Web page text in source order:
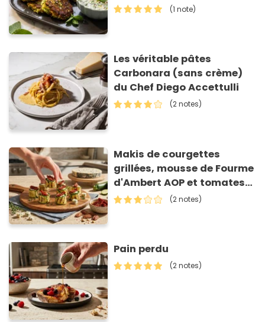
(1 note)
Les véritable pâtes
Carbonara (sans crème)
du Chef Diego Accettulli
(2 notes)
Makis de courgettes
grillées, mousse de Fourme
d'Ambert AOP et tomates
séchées
(2 notes)
Pain perdu
(2 notes)